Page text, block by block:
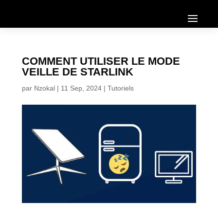
COMMENT UTILISER LE MODE
VEILLE DE STARLINK
par Nzokal| 11 Sep, 2024| Tutoriels